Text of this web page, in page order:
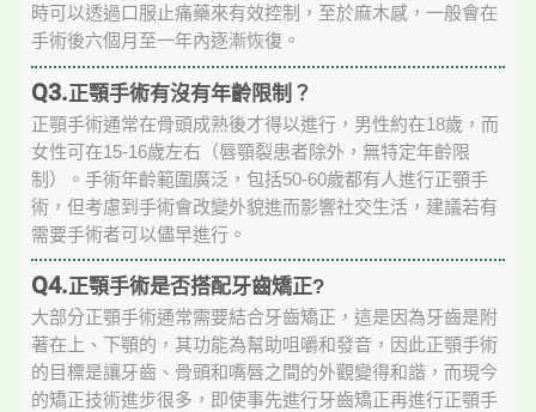
時可以透過口服止痛藥來有效控制，至於麻木感，一般會在
手術後六個月至一年內逐漸恢復。
Q3.正顎手術有沒有年齡限制？
正顎手術通常在骨頭成熟後才得以進行，男性約在18歲，而
女性可在15-16歲左右（唇顎裂患者除外，無特定年齡限
制）。手術年齡範圍廣泛，包括50-60歲都有人進行正顎手
術，但考慮到手術會改變外貌進而影響社交生活，建議若有
需要手術者可以儘早進行。
Q4.正顎手術是否搭配牙齒矯正?
大部分正顎手術通常需要結合牙齒矯正，這是因為牙齒是附
著在上、下顎的，其功能為幫助咀嚼和發音，因此正顎手術
的目標是讓牙齒、骨頭和嘴唇之間的外觀變得和諧，而現今
的矯正技術進步很多，即使事先進行牙齒矯正再進行正顎手